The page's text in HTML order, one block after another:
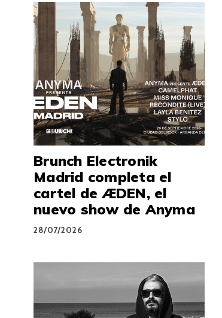
Brunch Electronik
Madrid completa el
cartel de ÆDEN, el
nuevo show de Anyma
28/07/2026